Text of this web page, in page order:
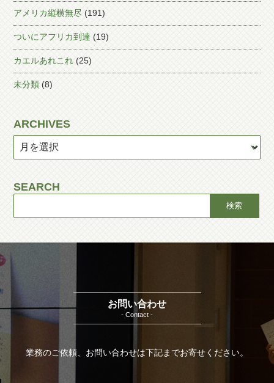
アメリカ縦横無尽 (191)
ついにアフリカ到達 (19)
カエルあれこれ (25)
未分類 (8)
ARCHIVES
SEARCH
お問い合わせ
- Contact -
業務のご依頼、お問い合わせは下記までお寄せください。